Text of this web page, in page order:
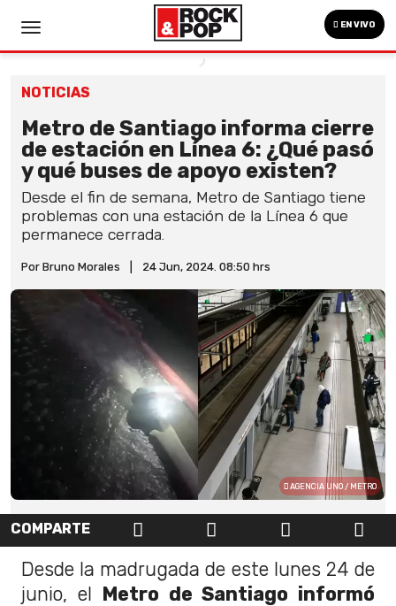
EN VIVO
NOTICIAS
Metro de Santiago informa cierre
de estación en Línea 6: ¿Qué pasó
y qué buses de apoyo existen?
Desde el fin de semana, Metro de Santiago tiene
problemas con una estación de la Línea 6 que
permanece cerrada.
Por Bruno Morales 24 Jun, 2024. 08:50 hrs
AGENCIA UNO / METRO
COMPARTE
Desde la madrugada de este lunes 24 de
junio, el Metro de Santiago informó